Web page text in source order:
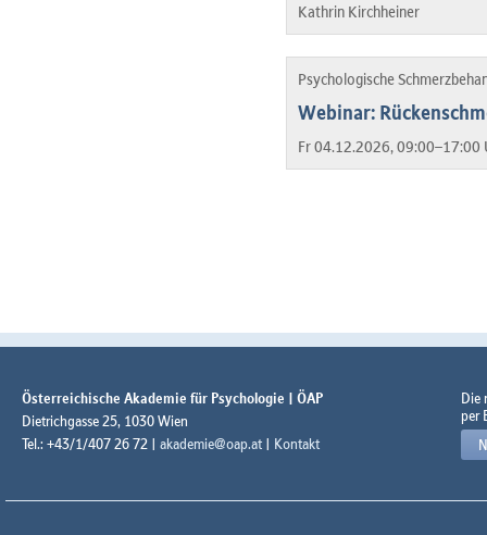
Kathrin Kirchheiner
Psychologische
Webinar:
Fr 04.12.2026, 09:00–17:00
Österreichische Akademie für Psychologie | ÖAP
Dietrichgasse 25, 1030 Wien
Tel.: +43/1/407 26 72 | akademie@oap.at | Kontakt
Die
per